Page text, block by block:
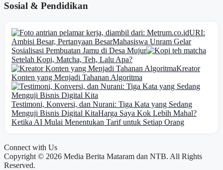
Sosial & Pendidikan
URI:
Ambisi Besar, Pertanyaan BesarMahasiswa Unram Gelar
Sosialisasi Pembuatan Jamu di Desa Mujur
Setelah Kopi, Matcha, Teh, Lalu Apa?
Kreator
Konten yang Menjadi Tahanan Algoritma
Testimoni, Konversi, dan Nurani: Tiga Kata yang Sedang
Menguji Bisnis Digital KitaHarga Saya Kok Lebih Mahal?
Ketika AI Mulai Menentukan Tarif untuk Setiap Orang
Connect with Us
Copyright © 2026 Media Berita Mataram dan NTB. All Rights
Reserved.